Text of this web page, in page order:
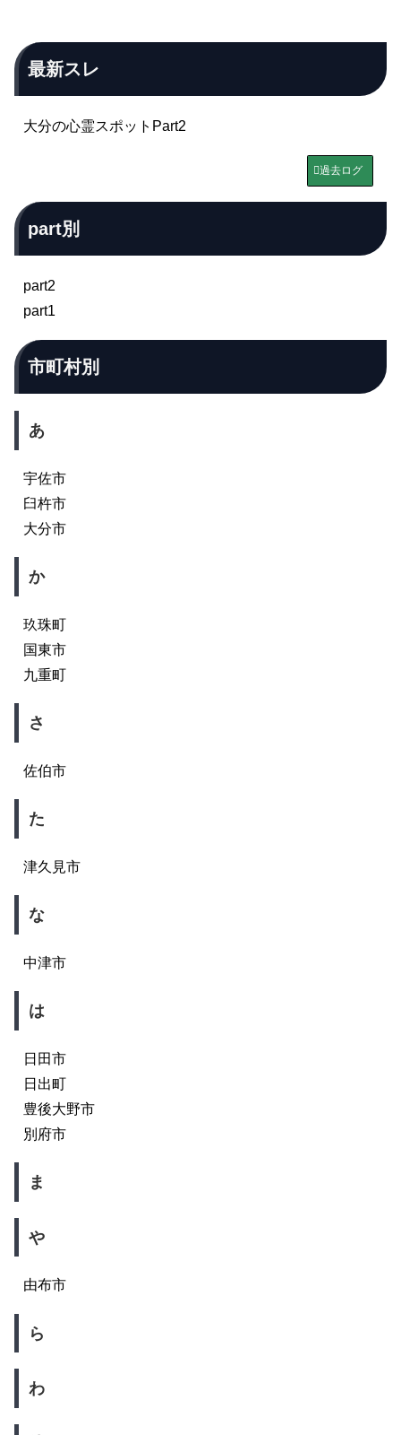
最新スレ
大分の心霊スポットPart2
過去ログ
part別
part2
part1
市町村別
あ
宇佐市
臼杵市
大分市
か
玖珠町
国東市
九重町
さ
佐伯市
た
津久見市
な
中津市
は
日田市
日出町
豊後大野市
別府市
ま
や
由布市
ら
わ